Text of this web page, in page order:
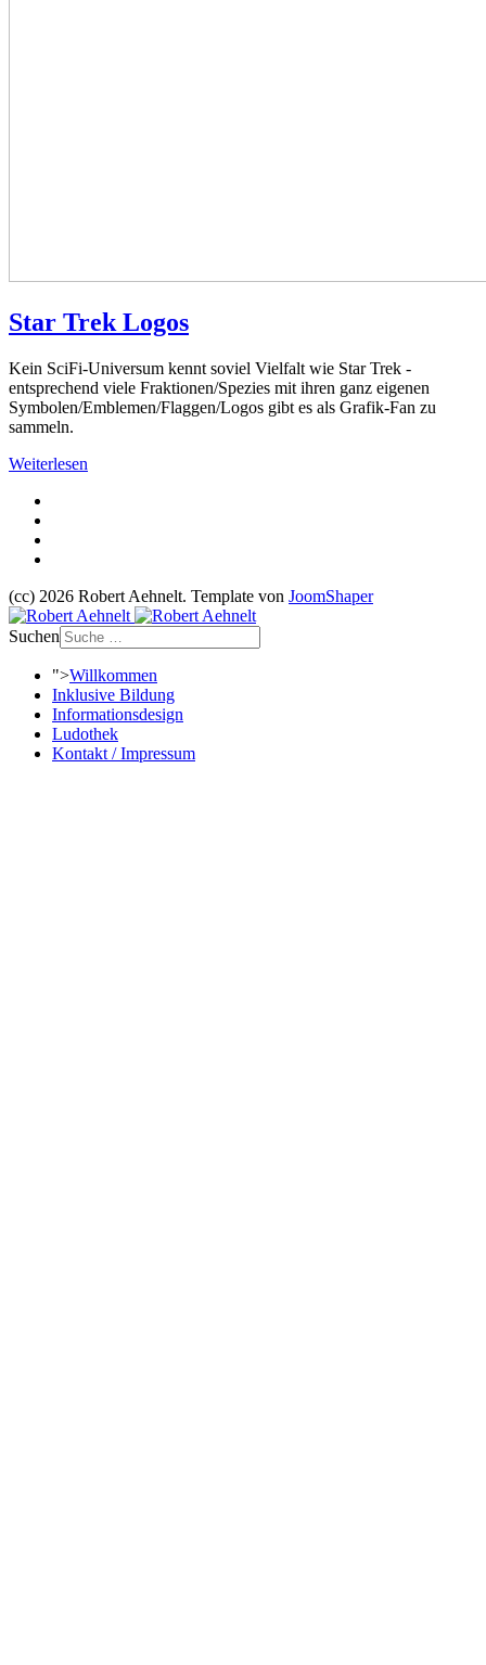
Star Trek Logos
Kein SciFi-Universum kennt soviel Vielfalt wie Star Trek -
entsprechend viele Fraktionen/Spezies mit ihren ganz eigenen
Symbolen/Emblemen/Flaggen/Logos gibt es als Grafik-Fan zu
sammeln.
Weiterlesen
(cc) 2026 Robert Aehnelt. Template von JoomShaper
Suchen
">Willkommen
Inklusive Bildung
Informationsdesign
Ludothek
Kontakt / Impressum